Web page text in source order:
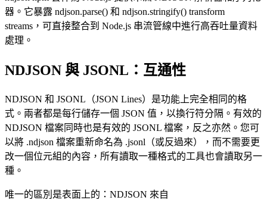
器。它暴露 ndjson.parse() 和 ndjson.stringify() transform
streams，可直接整合到 Node.js 串流管線中進行高吞吐量資料
處理。
NDJSON 與 JSONL：互通性
NDJSON 和 JSONL（JSON Lines）是功能上完全相同的格
式。兩者都是每行儲存一個 JSON 值，以換行符分隔。有效的
NDJSON 檔案同時也是有效的 JSONL 檔案，反之亦然。您可
以將 .ndjson 檔案重新命名為 .jsonl（或反過來），而不需要更
改一個位元組的內容，所有讀取一種格式的工具也會讀取另一
種。
唯一的區別是表面上的：NDJSON 來自